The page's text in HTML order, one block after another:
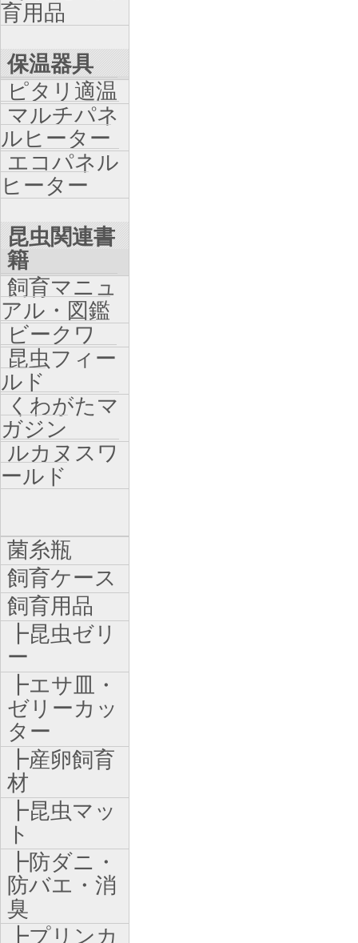
育用品
保温器具
ピタリ適温
マルチパネ
ルヒーター
エコパネル
ヒーター
昆虫関連書
籍
飼育マニュ
アル・図鑑
ビークワ
昆虫フィー
ルド
くわがたマ
ガジン
ルカヌスワ
ールド
菌糸瓶
飼育ケース
飼育用品
┣昆虫ゼリ
ー
┣エサ皿・
ゼリーカッ
ター
┣産卵飼育
材
┣昆虫マッ
ト
┣防ダニ・
防バエ・消
臭
┣プリンカ